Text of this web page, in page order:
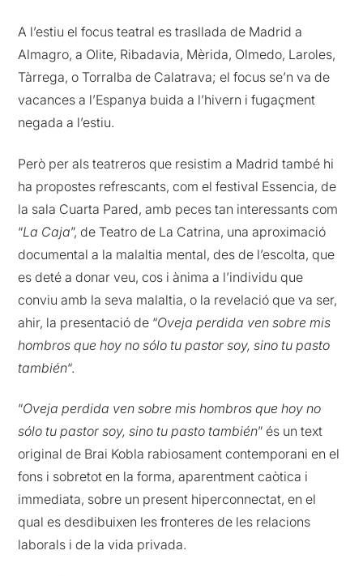
A l’estiu el focus teatral es trasllada de Madrid a
Almagro, a Olite, Ribadavia, Mèrida, Olmedo, Laroles,
Tàrrega, o Torralba de Calatrava; el focus se’n va de
vacances a l’Espanya buida a l’hivern i fugaçment
negada a l’estiu.
Però per alsteatreros que resistim a Madrid també hi
ha propostes refrescants, com el festival Essencia, de
la sala Cuarta Pared, amb peces tan interessants com
“La Caja”, de Teatro de La Catrina, una aproximació
documental a la malaltia mental, des de l’escolta, que
es deté a donar veu, cos i ànima a l’individu que
conviu amb la seva malaltia, o la revelació que va ser,
ahir, la presentacióde “Oveja perdida ven sobre mis
hombros que hoy no sólo tu pastor soy, sino tu pasto
también“.
“Oveja perdida ven sobre mis hombros que hoy no
sólo tu pastor soy, sino tu pasto también”és un text
original de Brai Kobla rabiosament contemporani en el
fons i sobretot en la forma, aparentment caòtica i
immediata, sobre un present hiperconnectat, en el
qual es desdibuixen les fronteres de les relacions
laborals i de la vida privada.